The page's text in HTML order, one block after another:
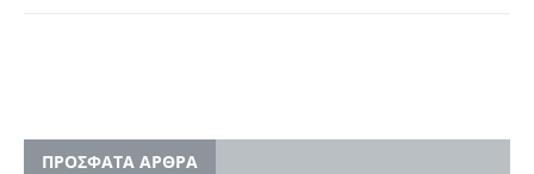
ΠΡΟΣΦΑΤΑ ΑΡΘΡΑ